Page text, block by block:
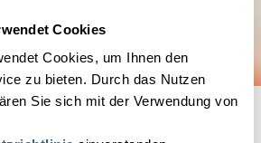
Cookies
Cookies, um Ihnen den
zu bieten. Durch das Nutzen
Sie sich mit der Verwendung von